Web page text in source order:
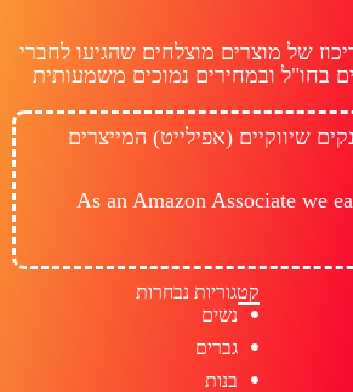
של מוצרים מוצלחים שהגיעו לחברי
בחו"ל ובמחירים נמוכים משמעותית
שיווקיים (אפילייט) המייצרים
As an Amazon Associate we
קטגוריות נבחרות
נשים
גברים
בנות